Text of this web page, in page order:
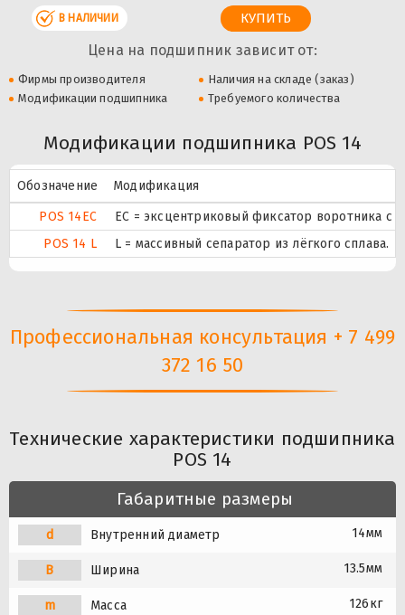
В НАЛИЧИИ
Цена на подшипник зависит от:
Фирмы производителя
Наличия на складе (заказ)
Модификации подшипника
Требуемого количества
Модификации подшипника POS 14
Обозначение
Модификация
POS 14EC
ЕС = эксцентриковый фиксатор воротника с
POS 14 L
L = массивный сепаратор из лёгкого сплава.
Профессиональная консультация + 7 499
372 16 50
Технические характеристики подшипника
POS 14
Габаритные размеры
d Внутренний диаметр 14мм
B Ширина 13.5мм
m Масса 126кг